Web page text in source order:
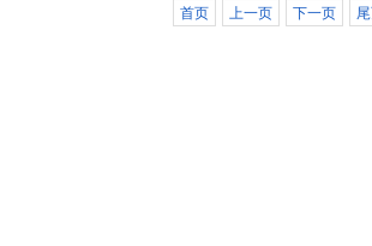
首页 上一页 下一页